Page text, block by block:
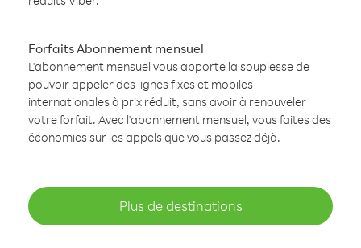
Forfaits Abonnement mensuel
L'abonnement mensuel vous apporte la souplesse de
pouvoir appeler des lignes fixes et mobiles
internationales à prix réduit, sans avoir à renouveler
votre forfait. Avec l'abonnement mensuel, vous faites des
économies sur les appels que vous passez déjà.
Plus de destinations